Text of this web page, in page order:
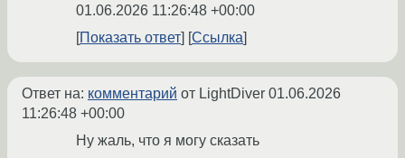
01.06.2026 11:26:48 +00:00
Показать ответ
Ссылка
Ответ на: комментарий от LightDiver 01.06.2026
11:26:48 +00:00
Ну жаль, что я могу сказать